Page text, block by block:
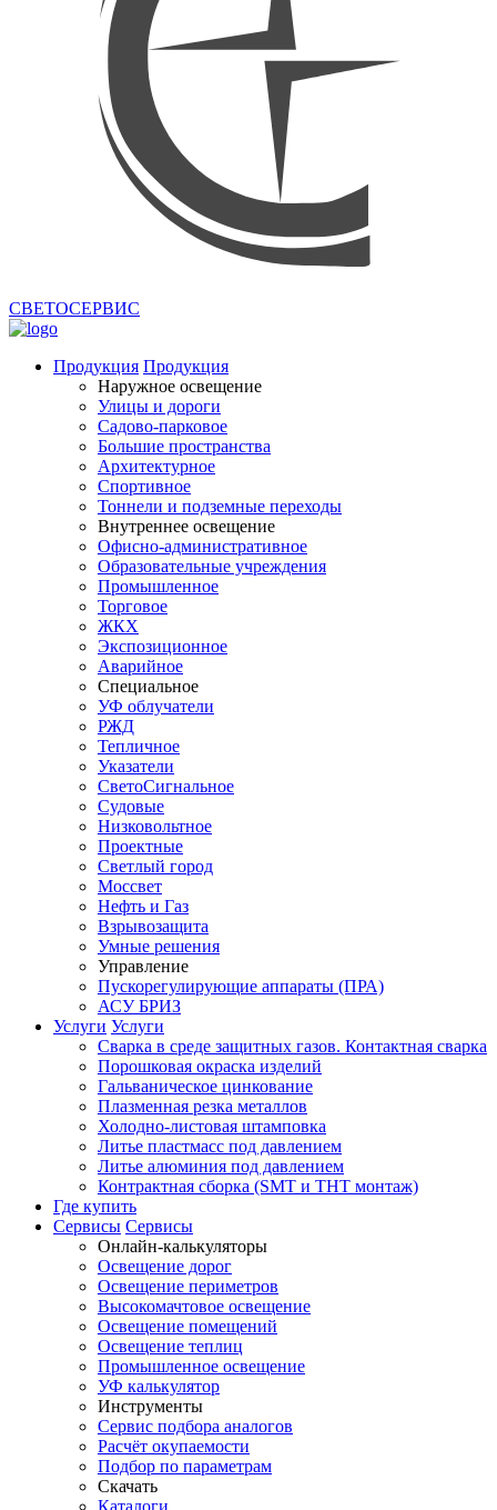
СВЕТОСЕРВИС
Продукция Продукция
Наружное освещение
Улицы и дороги
Садово-парковое
Большие пространства
Архитектурное
Спортивное
Тоннели и подземные переходы
Внутреннее освещение
Офисно-административное
Образовательные учреждения
Промышленное
Торговое
ЖКХ
Экспозиционное
Аварийное
Специальное
УФ облучатели
РЖД
Тепличное
Указатели
СветоСигнальное
Судовые
Низковольтное
Проектные
Светлый город
Моссвет
Нефть и Газ
Взрывозащита
Умные решения
Управление
Пускорегулирующие аппараты (ПРА)
АСУ БРИЗ
Услуги Услуги
Сварка в среде защитных газов. Контактная сварка
Порошковая окраска изделий
Гальваническое цинкование
Плазменная резка металлов
Холодно-листовая штамповка
Литье пластмасс под давлением
Литье алюминия под давлением
Контрактная сборка (SMT и THT монтаж)
Где купить
Сервисы Сервисы
Онлайн-калькуляторы
Освещение дорог
Освещение периметров
Высокомачтовое освещение
Освещение помещений
Освещение теплиц
Промышленное освещение
УФ калькулятор
Инструменты
Сервис подбора аналогов
Расчёт окупаемости
Подбор по параметрам
Скачать
Каталоги